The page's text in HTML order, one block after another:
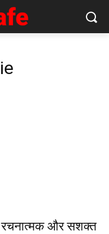
रचनात्‍मक और सशक्‍त